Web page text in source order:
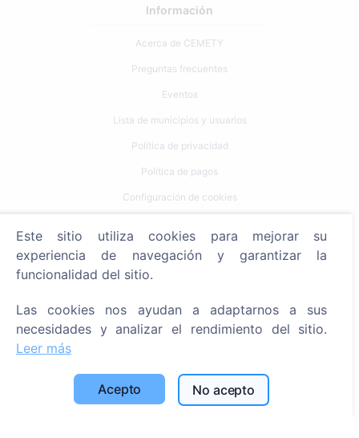
Información
Acerca de CEMETY
Preguntas frecuentes
Eventos
Lista de municipios y usuarios
Política de privacidad
Política de pagos
Configuración de cookies
Búsqueda
Buscar fallecidos
Servicios
SIA "CEMETY", LV40103618951
Este sitio utiliza cookies para mejorar su
experiencia de navegación y garantizar la
funcionalidad del sitio.
Las cookies nos ayudan a adaptarnos a sus
necesidades y analizar el rendimiento del sitio.
Leer más
Acepto No acepto